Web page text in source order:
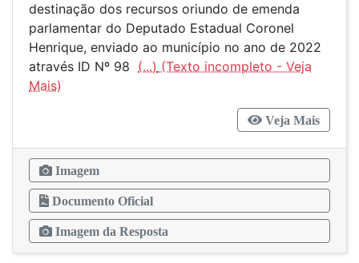
destinação dos recursos oriundo de emenda
parlamentar do Deputado Estadual Coronel
Henrique, enviado ao município no ano de 2022
através ID Nº 98 (...)
Veja Mais
Imagem
Documento Oficial
Imagem da Resposta